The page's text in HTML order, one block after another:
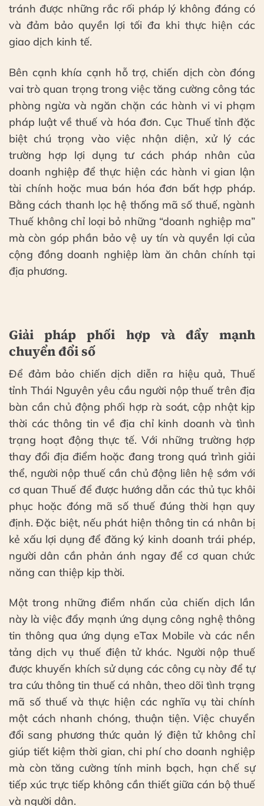
tránh được những rắc rối pháp lý không đáng có
và đảm bảo quyền lợi tối đa khi thực hiện các
giao dịch kinh tế.
Bên cạnh khía cạnh hỗ trợ, chiến dịch còn đóng
vai trò quan trọng trong việc tăng cường công tác
phòng ngừa và ngăn chặn các hành vi vi phạm
pháp luật về thuế và hóa đơn. Cục Thuế tỉnh đặc
biệt chú trọng vào việc nhận diện, xử lý các
trường hợp lợi dụng tư cách pháp nhân của
doanh nghiệp để thực hiện các hành vi gian lận
tài chính hoặc mua bán hóa đơn bất hợp pháp.
Bằng cách thanh lọc hệ thống mã số thuế, ngành
Thuế không chỉ loại bỏ những “doanh nghiệp ma”
mà còn góp phần bảo vệ uy tín và quyền lợi của
cộng đồng doanh nghiệp làm ăn chân chính tại
địa phương.
Giải pháp phối hợp và đẩy mạnh
chuyển đổi số
Để đảm bảo chiến dịch diễn ra hiệu quả, Thuế
tỉnh Thái Nguyên yêu cầu người nộp thuế trên địa
bàn cần chủ động phối hợp rà soát, cập nhật kịp
thời các thông tin về địa chỉ kinh doanh và tình
trạng hoạt động thực tế. Với những trường hợp
thay đổi địa điểm hoặc đang trong quá trình giải
thể, người nộp thuế cần chủ động liên hệ sớm với
cơ quan Thuế để được hướng dẫn các thủ tục khôi
phục hoặc đóng mã số thuế đúng thời hạn quy
định. Đặc biệt, nếu phát hiện thông tin cá nhân bị
kẻ xấu lợi dụng để đăng ký kinh doanh trái phép,
người dân cần phản ánh ngay để cơ quan chức
năng can thiệp kịp thời.
Một trong những điểm nhấn của chiến dịch lần
này là việc đẩy mạnh ứng dụng công nghệ thông
tin thông qua ứng dụng eTax Mobile và các nền
tảng dịch vụ thuế điện tử khác. Người nộp thuế
được khuyến khích sử dụng các công cụ này để tự
tra cứu thông tin thuế cá nhân, theo dõi tình trạng
mã số thuế và thực hiện các nghĩa vụ tài chính
một cách nhanh chóng, thuận tiện. Việc chuyển
đổi sang phương thức quản lý điện tử không chỉ
giúp tiết kiệm thời gian, chi phí cho doanh nghiệp
mà còn tăng cường tính minh bạch, hạn chế sự
tiếp xúc trực tiếp không cần thiết giữa cán bộ thuế
và người dân.